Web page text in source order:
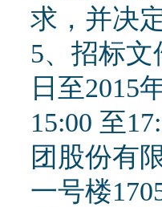
求，并决
5、招标文
日至2015
15:00 至
团股份有
一号楼